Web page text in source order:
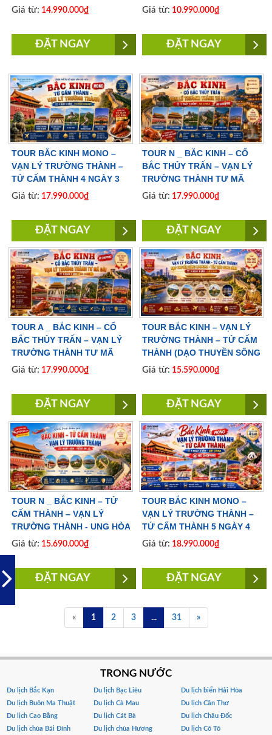
Giá từ: 14.990.000₫
ĐẶT NGAY
Giá từ: 10.990.000₫
ĐẶT NGAY
TOUR BẮC KINH MONO –
VẠN LÝ TRƯỜNG THÀNH –
TỬ CẤM THÀNH 4 NGÀY 3
ĐÊM | BAY VIETNAM
Giá từ: 17.990.000₫
ĐẶT NGAY
TOUR N _ BẮC KINH – CỔ
BẮC THỦY TRẤN – VẠN LÝ
TRƯỜNG THÀNH TƯ MÃ
ĐÀI 5 NGÀY 4 ĐÊM | NO
Giá từ: 17.990.000₫
ĐẶT NGAY
TOUR A _ BẮC KINH – CỔ
BẮC THỦY TRẤN – VẠN LÝ
TRƯỜNG THÀNH TƯ MÃ
ĐÀI 5 NGÀY 4 ĐÊM | NO
Giá từ: 17.990.000₫
ĐẶT NGAY
TOUR BẮC KINH – VẠN LÝ
TRƯỜNG THÀNH – TỬ CẤM
THÀNH (DẠO THUYỀN SÔNG
LIANGMA – YẾN TIỆC CUNG
Giá từ: 15.590.000₫
ĐẶT NGAY
TOUR N _ BẮC KINH – TỬ
CẤM THÀNH – VẠN LÝ
TRƯỜNG THÀNH - UNG HÒA
CUNG 5 NGÀY 4 ĐÊM | BAY
Giá từ: 15.690.000₫
ĐẶT NGAY
TOUR BẮC KINH MONO –
VẠN LÝ TRƯỜNG THÀNH –
TỬ CẤM THÀNH 5 NGÀY 4
ĐÊM | NO SHOPPING | BAY
Giá từ: 18.990.000₫
ĐẶT NGAY
« 1 2 3 ... 31 »
TRONG NƯỚC
Du lịch Bắc Kạn Du lịch Bạc Liêu
Du lịch biển Hải Hòa
Du lịch Buôn Ma Thuật
Du lịch Cà Mau
Du lịch Cần Thơ
Du lịch Cao Bằng
Du lịch Cát Bà
Du lịch Châu Đốc
Du lịch chùa Bái Đính
Du lịch chùa Hương Du lịch Cô Tô